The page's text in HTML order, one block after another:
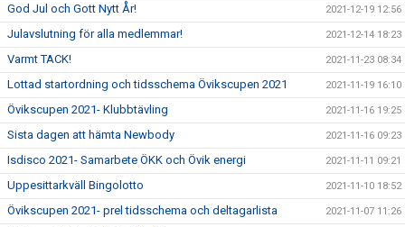
God Jul och Gott Nytt År! 2021-12-19 12:56
Julavslutning för alla medlemmar! 2021-12-14 18:23
Varmt TACK! 2021-11-23 08:34
Lottad startordning och tidsschema Övikscupen 2021 2021-11-19 16:10
Övikscupen 2021- Klubbtävling 2021-11-16 19:25
Sista dagen att hämta Newbody 2021-11-16 09:23
Isdisco 2021- Samarbete ÖKK och Övik energi 2021-11-11 09:21
Uppesittarkväll Bingolotto 2021-11-10 18:52
Övikscupen 2021- prel tidsschema och deltagarlista 2021-11-07 11:26